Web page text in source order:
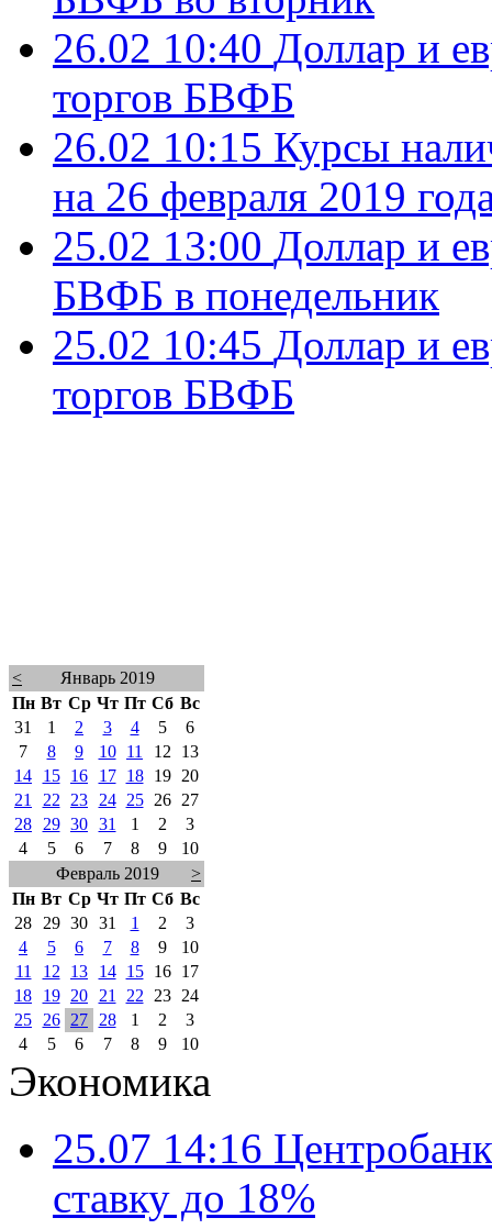
26.02 10:40 Доллар и
торгов БВФБ
26.02 10:15 Курсы
на 26 февраля 2019
25.02 13:00 Доллар и
БВФБ в понедельник
25.02 10:45 Доллар и
торгов БВФБ
<
Январь 2019
Пн Вт Ср Чт Пт Сб Вс
31
1 2 3 4 5
6
7
8 9 10 11 12
13
14
15 16 17 18 19
20
21
22 23 24 25 26
27
28
29 30 31 1 2
3
4
5 6 7 8 9
10
Февраль 2019
>
Пн Вт Ср Чт Пт Сб Вс
28
29 30 31 1 2
3
4
5 6 7 8 9
10
11
12 13 14 15 16
17
18
19 20 21 22 23
24
25
26 27 28 1 2
3
4
5 6 7 8 9 10
Экономика
25.07 14:16
ставку до 18%